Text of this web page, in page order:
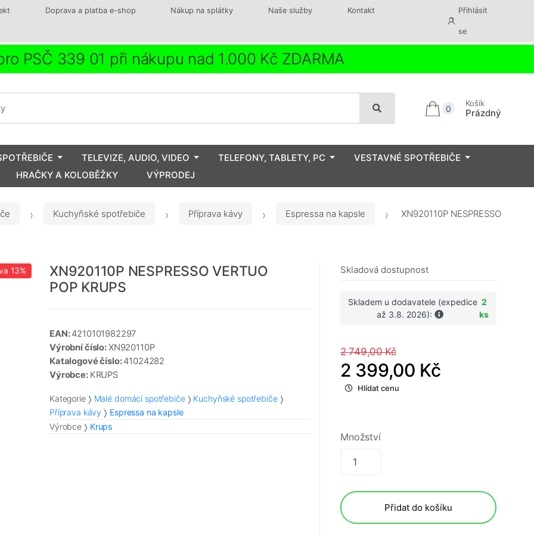
Doprava a platba e-shop Nákup na splátky Naše služby Kontakt Přihlásit
se
PSČ 339 01 při nákupu nad 1.000 Kč ZDARMA
0
Košík
Prázdný
TELEVIZE, AUDIO, VIDEO TELEFONY, TABLETY, PC
VESTAVNÉ SPOTŘEBIČE
HRAČKY A KOLOBĚŽKY
VÝPRODEJ
Kuchyňské spotřebiče Příprava kávy Espressa na kapsle XN920110P NESPRESSO
13%
XN920110P NESPRESSO VERTUO
POP KRUPS
EAN:4210101982297
Výrobní číslo:XN920110P
Katalogové číslo:41024282
Výrobce: KRUPS
Kategorie Malé domácí spotřebiče
Kuchyňské spotřebiče
Příprava kávy
Espressa na kapsle
Výrobce
Krups
Skladová dostupnost
Skladem u dodavatele (expedice
až 3.8. 2026):
2
ks
2 749,00 Kč
2 399,00 Kč
Hlídat cenu
Množství
Přidat do košíku